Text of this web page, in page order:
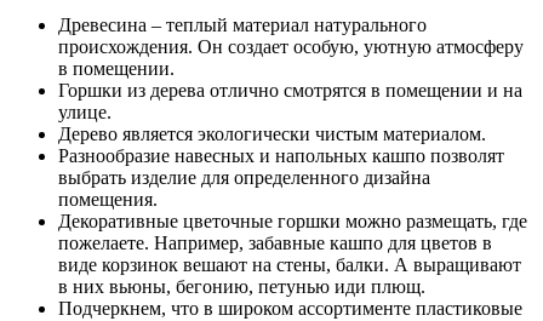
Древесина – теплый материал натурального
происхождения. Он создает особую, уютную атмосферу
в помещении.
Горшки из дерева отлично смотрятся в помещении и на
улице.
Дерево является экологически чистым материалом.
Разнообразие навесных и напольных кашпо позволят
выбрать изделие для определенного дизайна
помещения.
Декоративные цветочные горшки можно размещать, где
пожелаете. Например, забавные кашпо для цветов в
виде корзинок вешают на стены, балки. А выращивают
в них вьюны, бегонию, петунью иди плющ.
Подчеркнем, что в широком ассортименте пластиковые